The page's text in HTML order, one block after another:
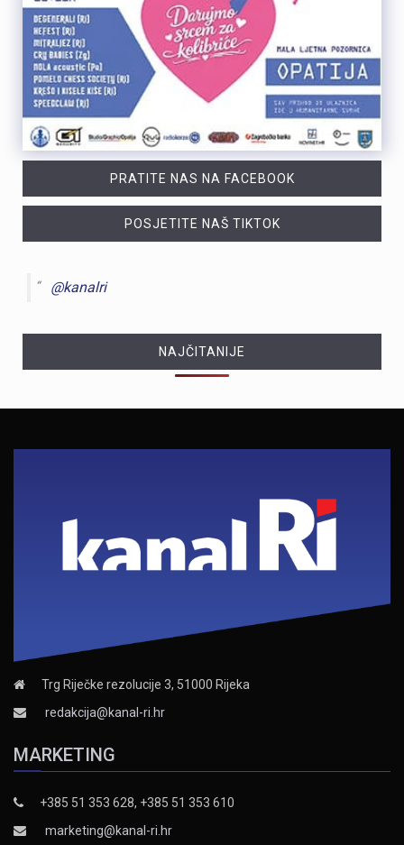
PRATITE NAS NA FACEBOOK
POSJETITE NAŠ TIKTOK
@kanalri
NAJČITANIJE
Trg Riječke rezolucije 3, 51000 Rijeka
redakcija@kanal-ri.hr
MARKETING
+385 51 353 628, +385 51 353 610
marketing@kanal-ri.hr